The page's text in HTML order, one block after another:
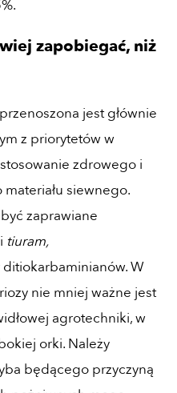
zapobiegać, niż
jest głównie
z priorytetów w
zdrowego i
siewnego.
zaprawiane
tiuram,
W
nie mniej ważne jest
agrotechniki, w
orki. Należy
będącego przyczyną